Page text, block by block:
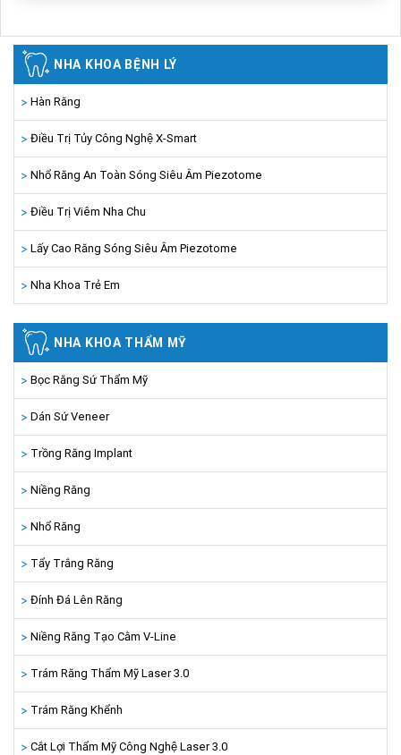
NHA KHOA BỆNH LÝ
Hàn Răng
Điều Trị Tủy Công Nghệ X-Smart
Nhổ Răng An Toàn Sóng Siêu Âm Piezotome
Điều Trị Viêm Nha Chu
Lấy Cao Răng Sóng Siêu Âm Piezotome
Nha Khoa Trẻ Em
NHA KHOA THẨM MỸ
Bọc Răng Sứ Thẩm Mỹ
Dán Sứ Veneer
Trồng Răng Implant
Niềng Răng
Nhổ Răng
Tẩy Trắng Răng
Đính Đá Lên Răng
Niềng Răng Tạo Cằm V-Line
Trám Răng Thẩm Mỹ Laser 3.0
Trám Răng Khểnh
Cắt Lợi Thẩm Mỹ Công Nghệ Laser 3.0